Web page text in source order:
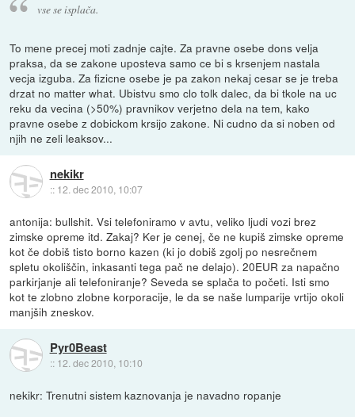
vse se isplača.
To mene precej moti zadnje cajte. Za pravne osebe dons velja
praksa, da se zakone uposteva samo ce bi s krsenjem nastala
vecja izguba. Za fizicne osebe je pa zakon nekaj cesar se je treba
drzat no matter what. Ubistvu smo clo tolk dalec, da bi tkole na uc
reku da vecina (>50%) pravnikov verjetno dela na tem, kako
pravne osebe z dobickom krsijo zakone. Ni cudno da si noben od
njih ne zeli leaksov...
nekikr
:: 12. dec 2010, 10:07
antonija: bullshit. Vsi telefoniramo v avtu, veliko ljudi vozi brez
zimske opreme itd. Zakaj? Ker je cenej, če ne kupiš zimske opreme
kot če dobiš tisto borno kazen (ki jo dobiš zgolj po nesrečnem
spletu okoliščin, inkasanti tega pač ne delajo). 20EUR za napačno
parkirjanje ali telefoniranje? Seveda se splača to početi. Isti smo
kot te zlobno zlobne korporacije, le da se naše lumparije vrtijo okoli
manjših zneskov.
Pyr0Beast
:: 12. dec 2010, 10:10
nekikr: Trenutni sistem kaznovanja je navadno ropanje